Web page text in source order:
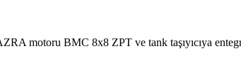
motoru BMC 8x8 ZPT ve tank taşıyıcıya